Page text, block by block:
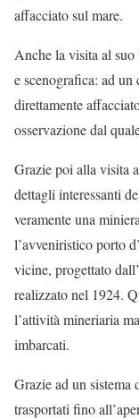
affacciato sul mare.
Anche la visita al suo
e scenografica: ad
direttamente
osservazione dal
Grazie poi alla visita
dettagli interessanti
veramente una
l’avveniristico porto
vicine, progettato
realizzato nel 1924.
l’attività mineriaria
imbarcati.
Grazie ad un sistema
trasportati fino